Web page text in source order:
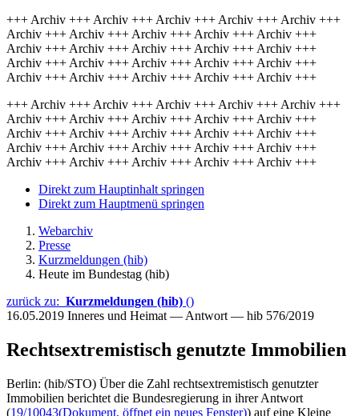
+++ Archiv +++ Archiv +++ Archiv +++ Archiv +++ Archiv +++
Archiv +++ Archiv +++ Archiv +++ Archiv +++ Archiv +++
Archiv +++ Archiv +++ Archiv +++ Archiv +++ Archiv +++
Archiv +++ Archiv +++ Archiv +++ Archiv +++ Archiv +++
Archiv +++ Archiv +++ Archiv +++ Archiv +++ Archiv +++
+++ Archiv +++ Archiv +++ Archiv +++ Archiv +++ Archiv +++
Archiv +++ Archiv +++ Archiv +++ Archiv +++ Archiv +++
Archiv +++ Archiv +++ Archiv +++ Archiv +++ Archiv +++
Archiv +++ Archiv +++ Archiv +++ Archiv +++ Archiv +++
Archiv +++ Archiv +++ Archiv +++ Archiv +++ Archiv +++
Direkt zum Hauptinhalt springen
Direkt zum Hauptmenü springen
Webarchiv
Presse
Kurzmeldungen (hib)
Heute im Bundestag (hib)
zurück zu: Kurzmeldungen (hib) ()
16.05.2019 Inneres und Heimat — Antwort — hib 576/2019
Rechtsextremistisch genutzte Immobilien
Berlin: (hib/STO) Über die Zahl rechtsextremistisch genutzter
Immobilien berichtet die Bundesregierung in ihrer Antwort
(19/10043(Dokument, öffnet ein neues Fenster)) auf eine Kleine